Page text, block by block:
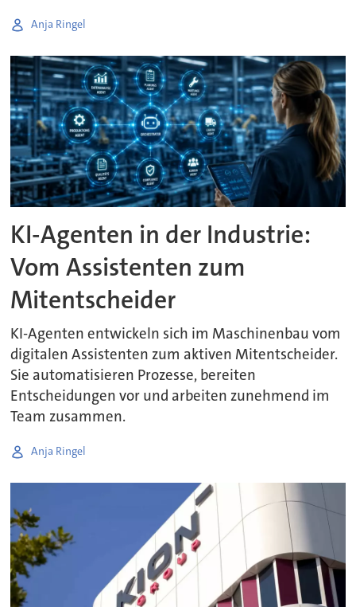
Anja Ringel
KI-Agenten in der Industrie:
Vom Assistenten zum
Mitentscheider
KI-Agenten entwickeln sich im Maschinenbau vom
digitalen Assistenten zum aktiven Mitentscheider.
Sie automatisieren Prozesse, bereiten
Entscheidungen vor und arbeiten zunehmend im
Team zusammen.
Anja Ringel